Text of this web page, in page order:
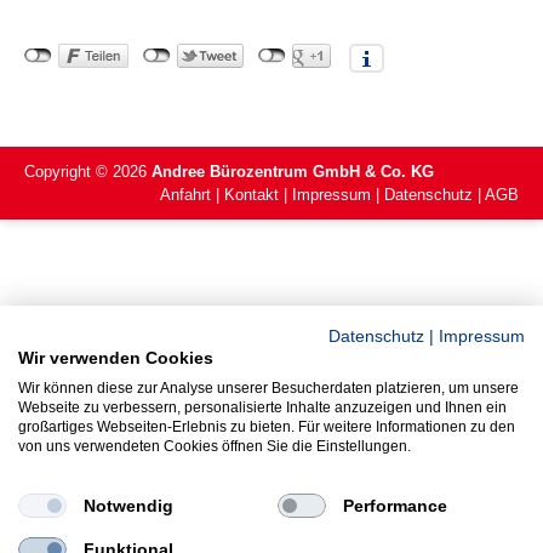
Copyright © 2026 Andree Bürozentrum GmbH & Co. KG
Anfahrt
Kontakt Impressum Datenschutz AGB
Datenschutz
Impressum
Wir verwenden Cookies
Wir können diese zur Analyse unserer Besucherdaten platzieren, um unsere
Webseite zu verbessern, personalisierte Inhalte anzuzeigen und Ihnen ein
großartiges Webseiten-Erlebnis zu bieten. Für weitere Informationen zu den
von uns verwendeten Cookies öffnen Sie die Einstellungen.
Notwendig Performance
Funktional